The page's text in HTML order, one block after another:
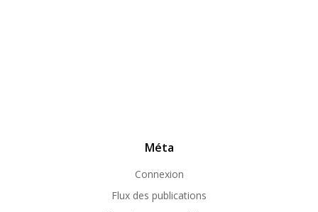
Méta
Connexion
Flux des publications